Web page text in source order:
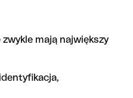
mają największy